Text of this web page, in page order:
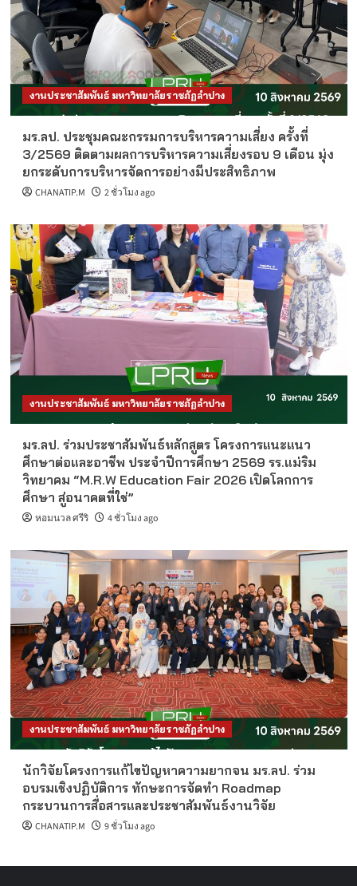
งานประชาสัมพันธ์ มหาวิทยาลัยราชภัฏลำปาง
มร.ลป. ประชุมคณะกรรมการบริหารความเสี่ยง ครั้งที่
3/2569 ติดตามผลการบริหารความเสี่ยงรอบ 9 เดือน มุ่ง
ยกระดับการบริหารจัดการอย่างมีประสิทธิภาพ
CHANATIP.M 2 ชั่วโมง ago
งานประชาสัมพันธ์ มหาวิทยาลัยราชภัฏลำปาง
มร.ลป. ร่วมประชาสัมพันธ์หลักสูตร โครงการแนะแนว
ศึกษาต่อและอาชีพ ประจำปีการศึกษา 2569 รร.แม่ริม
วิทยาคม “M.R.W Education Fair 2026 เปิดโลกการ
ศึกษา สู่อนาคตที่ใช่”
หอมนวล ศรีริ 4 ชั่วโมง ago
งานประชาสัมพันธ์ มหาวิทยาลัยราชภัฏลำปาง
นักวิจัยโครงการแก้ไขปัญหาความยากจน มร.ลป. ร่วม
อบรมเชิงปฏิบัติการ ทักษะการจัดทำ Roadmap
กระบวนการสื่อสารและประชาสัมพันธ์งานวิจัย
CHANATIP.M 9 ชั่วโมง ago